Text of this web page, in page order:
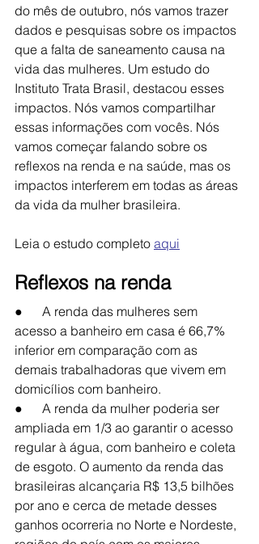
do mês de outubro, nós vamos trazer
dados e pesquisas sobre os impactos
que a falta de saneamento causa na
vida das mulheres. Um estudo do
Instituto Trata Brasil, destacou esses
impactos. Nós vamos compartilhar
essas informações com vocês. Nós
vamos começar falando sobre os
reflexos na renda e na saúde, mas os
impactos interferem em todas as áreas
da vida da mulher brasileira.
Leia o estudo completo aqui
Reflexos na renda
●      A renda das mulheres sem
acesso a banheiro em casa é 66,7%
inferior em comparação com as
demais trabalhadoras que vivem em
domicílios com banheiro.
●      A renda da mulher poderia ser
ampliada em 1/3 ao garantir o acesso
regular à água, com banheiro e coleta
de esgoto. O aumento da renda das
brasileiras alcançaria R$ 13,5 bilhões
por ano e cerca de metade desses
ganhos ocorreria no Norte e Nordeste,